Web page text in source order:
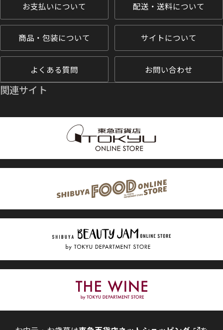
お支払いについて 配送・送料について
商品・包装について サイトについて
よくある質問 お問い合わせ
関連サイト